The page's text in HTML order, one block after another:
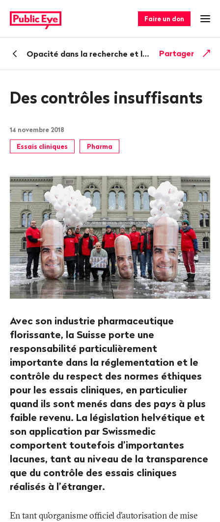
sur
publiceye.ch
rapide
Faire un don
RetourOpacité dans la recherche et le développement de médicaments Partager
Des contrôles insuffisants
14 novembre 2018
Essais cliniques Pharma
Avec son industrie pharmaceutique
florissante, la Suisse porte une
responsabilité particulièrement
importante dans la réglementation et le
contrôle du respect des normes éthiques
pour les essais cliniques, en particulier
quand ils sont menés dans des pays à plus
faible revenu. La législation helvétique et
son application par Swissmedic
comportent toutefois d’importantes
lacunes, tant au niveau de la transparence
que du contrôle des essais cliniques
réalisés à l’étranger.
En tant qu’organisme officiel d’autorisation de mise